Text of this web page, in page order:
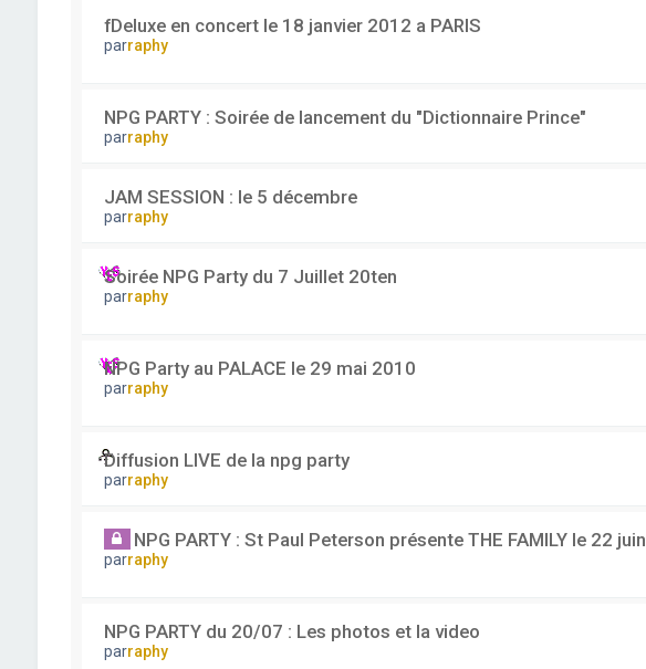
fDeluxe en concert le 18 janvier 2012 a PARIS
parraphy
NPG PARTY : Soirée de lancement du "Dictionnaire Prince"
parraphy
JAM SESSION : le 5 décembre
parraphy
Soirée NPG Party du 7 Juillet 20ten
parraphy
NPG Party au PALACE le 29 mai 2010
parraphy
Diffusion LIVE de la npg party
parraphy
NPG PARTY : St Paul Peterson présente THE FAMILY le 22 juin
parraphy
NPG PARTY du 20/07 : Les photos et la video
parraphy